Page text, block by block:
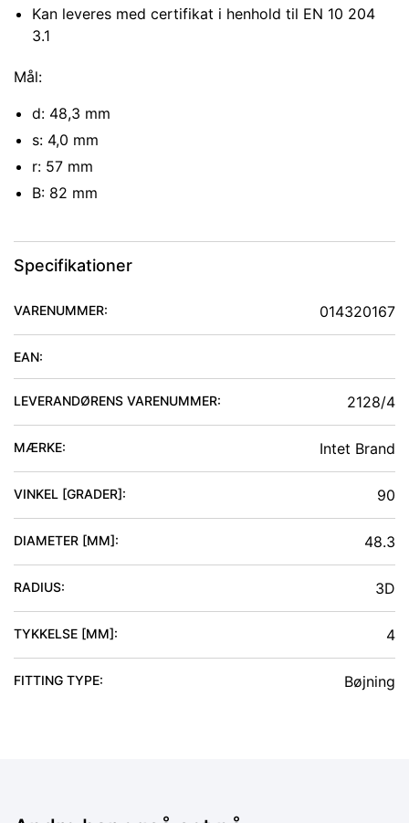
Kan leveres med certifikat i henhold til EN 10 204
3.1
Mål:
d: 48,3 mm
s: 4,0 mm
r: 57 mm
B: 82 mm
Specifikationer
VARENUMMER: 014320167
EAN:
LEVERANDØRENS VARENUMMER: 2128/4
MÆRKE: Intet Brand
VINKEL [GRADER]: 90
DIAMETER [MM]: 48.3
RADIUS: 3D
TYKKELSE [MM]: 4
FITTING TYPE: Bøjning